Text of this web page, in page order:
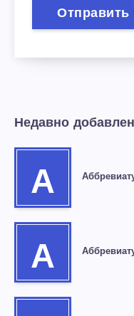
Недавно
А
А